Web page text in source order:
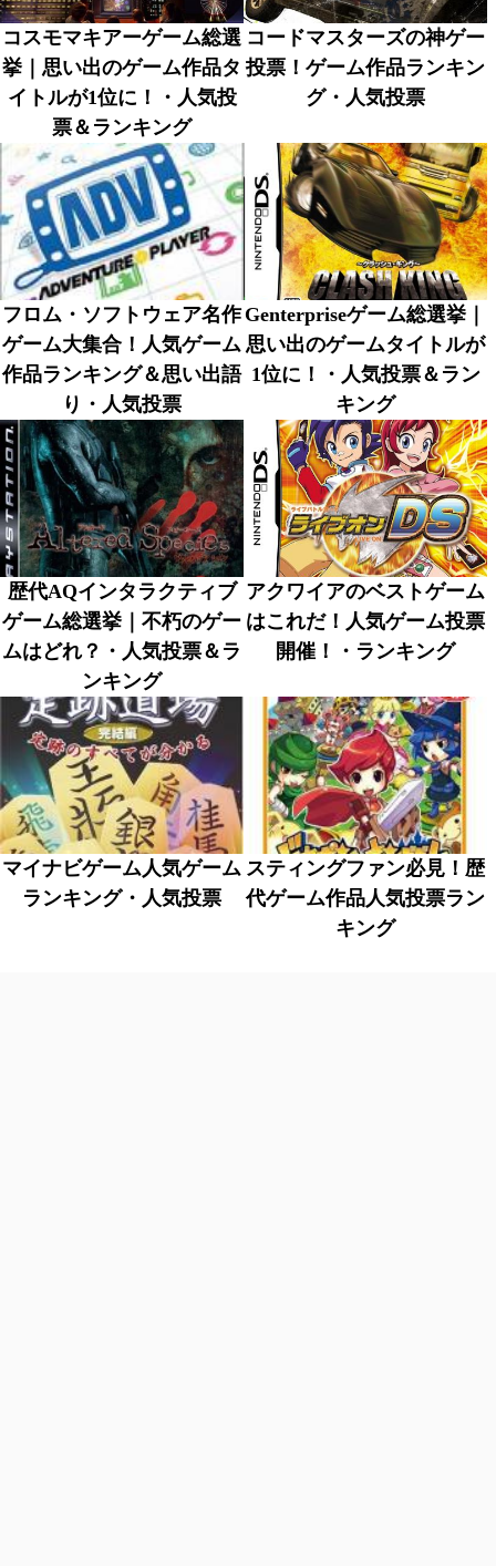
コスモマキアーゲーム総選
挙｜思い出のゲーム作品タ
イトルが1位に！・人気投
票＆ランキング
コードマスターズの神ゲー
投票！ゲーム作品ランキン
グ・人気投票
フロム・ソフトウェア名作
ゲーム大集合！人気ゲーム
作品ランキング＆思い出語
り・人気投票
Genterpriseゲーム総選挙｜
思い出のゲームタイトルが
1位に！・人気投票＆ラン
キング
歴代AQインタラクティブ
ゲーム総選挙｜不朽のゲー
ムはどれ？・人気投票＆ラ
ンキング
アクワイアのベストゲーム
はこれだ！人気ゲーム投票
開催！・ランキング
マイナビゲーム人気ゲーム
ランキング・人気投票
スティングファン必見！歴
代ゲーム作品人気投票ラン
キング